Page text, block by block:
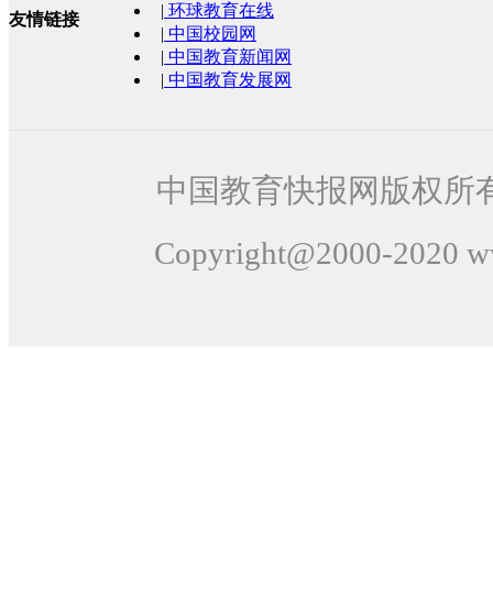
友情链接
| 环球教育在线
| 中国校园网
| 中国教育新闻网
| 中国教育发展网
中国教育快报网版权所
Copyright@2000-2020